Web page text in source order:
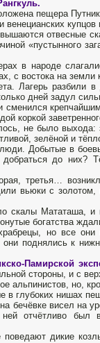
пещера
венецианских
отвесные
«пустынного
в народе
с востока на
Лагерь разбили
дней задул
сменился
коркой
не было выхода:
зелёной и
Добытые в
до них?
третья…
вьюки с
скалы Мататаша, и
богатства
но все
поднялись к
Памирской
стороны, и с
альпинистов, но,
в глубоких нишах
бечёвке висел на
отчётливо был
поведают дикие